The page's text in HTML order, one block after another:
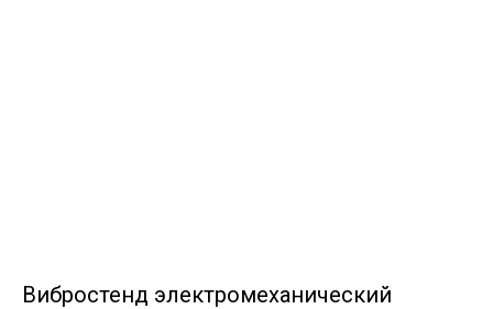
Вибростенд электромеханический